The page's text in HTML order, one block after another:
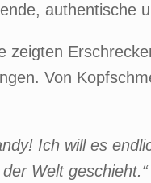
authentische
zeigten
Von
Ich will es
Welt geschieht.“